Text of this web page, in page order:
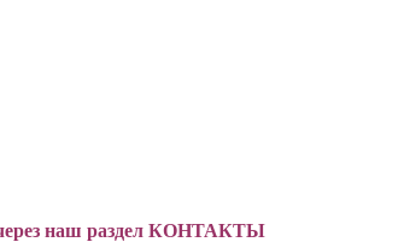
через наш раздел КОНТАКТЫ